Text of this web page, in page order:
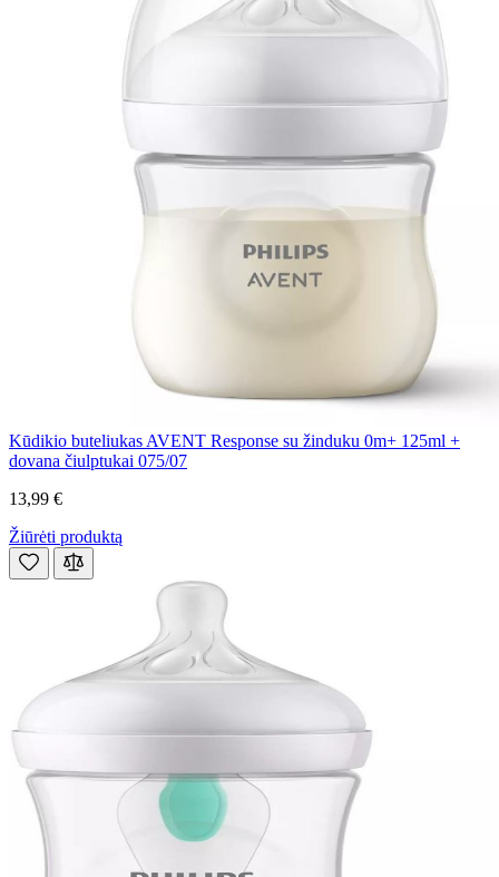
Kūdikio buteliukas AVENT Response su žinduku 0m+ 125ml +
dovana čiulptukai 075/07
13,99 €
Žiūrėti produktą